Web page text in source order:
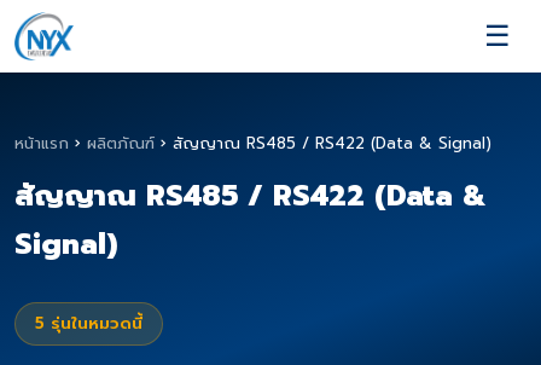
☰
หน้าแรก › ผลิตภัณฑ์ › สัญญาณ RS485 / RS422 (Data & Signal)
สัญญาณ RS485 / RS422 (Data &
Signal)
5 รุ่นในหมวดนี้